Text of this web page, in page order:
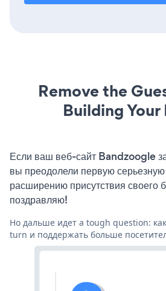
Remove the
Building Your
Если ваш веб-сайт Bandzoogle
вы преодолели первую
расширению присутствия своего
поздравляю!
Но дальше идет a tough question:
turn и поддержать больше